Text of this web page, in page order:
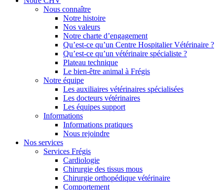
Nous connaître
Notre histoire
Nos valeurs
Notre charte d’engagement
Qu’est-ce qu’un Centre Hospitalier Vétérinaire ?
Qu’est-ce qu’un vétérinaire spécialiste ?
Plateau technique
Le bien-être animal à Frégis
Notre équipe
Les auxiliaires vétérinaires spécialisées
Les docteurs vétérinaires
Les équipes support
Informations
Informations pratiques
Nous rejoindre
Nos services
Services Frégis
Cardiologie
Chirurgie des tissus mous
Chirurgie orthopédique vétérinaire
Comportement